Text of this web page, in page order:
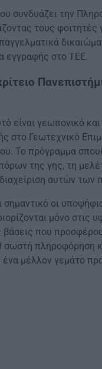
συνδυάζει την
τους
εγγραφής στο ΤΕΕ.​
είναι γεωπονικό
στο Γεωτεχνικό
Το πρόγραμμα
της γης, τη
διαχείριση αυτών των
οι
μόνο στις
που
πληροφόρηση
μέλλον γεμάτο